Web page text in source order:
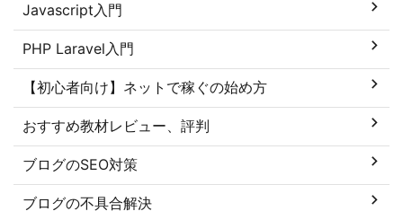
Javascript入門
PHP Laravel入門
【初心者向け】ネットで稼ぐの始め方
おすすめ教材レビュー、評判
ブログのSEO対策
ブログの不具合解決